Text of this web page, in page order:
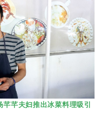
芊夫妇推出冰菜料理吸引